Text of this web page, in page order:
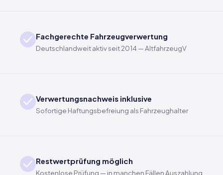
Fachgerechte Fahrzeugverwertung
Deutschlandweit aktiv seit 2014 — AltfahrzeugV
Verwertungsnachweis inklusive
Sofortige Haftungsbefreiung als Fahrzeughalter
Restwertprüfung möglich
Kostenlose Prüfung — in manchen Fällen Auszahlung